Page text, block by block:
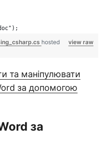
view raw
hosted
та маніпулювати
за допомогою
за